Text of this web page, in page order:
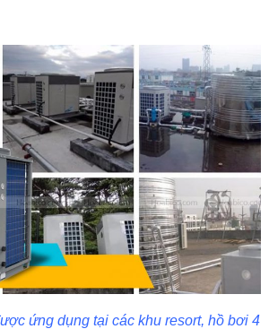
ứng dụng tại các khu resort, hồ bơi 4